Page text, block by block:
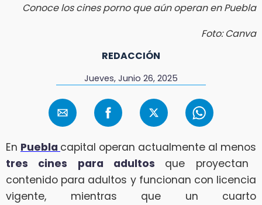
Conoce los cines porno que aún operan en Puebla
Foto: Canva
REDACCIÓN
Jueves, Junio 26, 2025
En Puebla capital operan actualmente al menos
tres cines para adultos que proyectan
contenido para adultos y funcionan con licencia
vigente, mientras que un cuarto